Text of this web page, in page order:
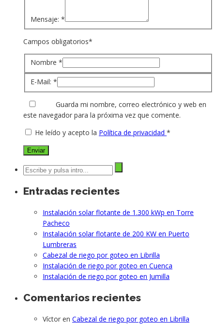
Mensaje: *
Campos obligatorios*
Nombre *
E-Mail: *
Guarda mi nombre, correo electrónico y web en
este navegador para la próxima vez que comente.
He leído y acepto la Política de privacidad *
Entradas recientes
Instalación solar flotante de 1.300 kWp en Torre
Pacheco
Instalación solar flotante de 200 KW en Puerto
Lumbreras
Cabezal de riego por goteo en Librilla
Instalación de riego por goteo en Cuenca
Instalación de riego por goteo en Jumilla
Comentarios recientes
Víctor en Cabezal de riego por goteo en Librilla